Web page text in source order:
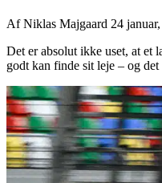
AfNiklas Majgaard 24
Det er absolut ikke uset, at et
godt kan finde sit leje – og det